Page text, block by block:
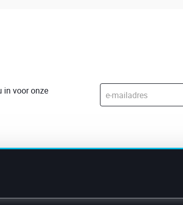
in voor onze